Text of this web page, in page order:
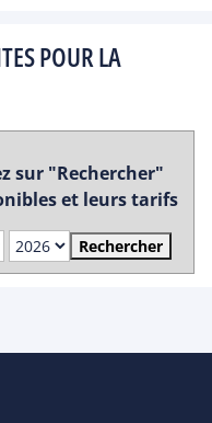
POUR LA
sur "Rechercher"
et leurs tarifs
Rechercher